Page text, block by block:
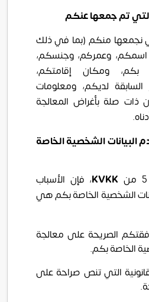
تم جمعها عنكم
نجمعها منكم (بما في ذلك
وعمركم، وجنسكم،
بكم، ومكان إقامتكم،
السابقة لديكم، ومعلومات
ذات صلة بأغراض المعالجة
الشخصية الخاصة
KVKK، فإن الأسباب
الشخصية الخاصة بكم هي
الصريحة على معالجة
الخاصة بكم.
التي تنص صراحة على